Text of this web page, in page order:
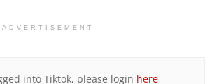
ADVERTISEMENT
into Tiktok, please login here